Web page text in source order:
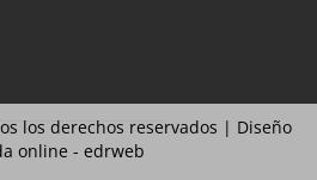
los derechos reservados | Diseño
online - edrweb